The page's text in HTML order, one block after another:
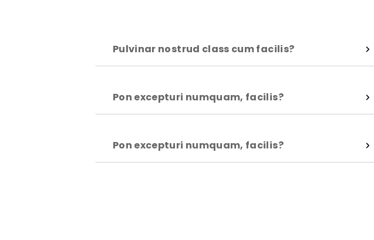
Pulvinar nostrud class cum facilis?
Pon excepturi numquam, facilis?
Pon excepturi numquam, facilis?